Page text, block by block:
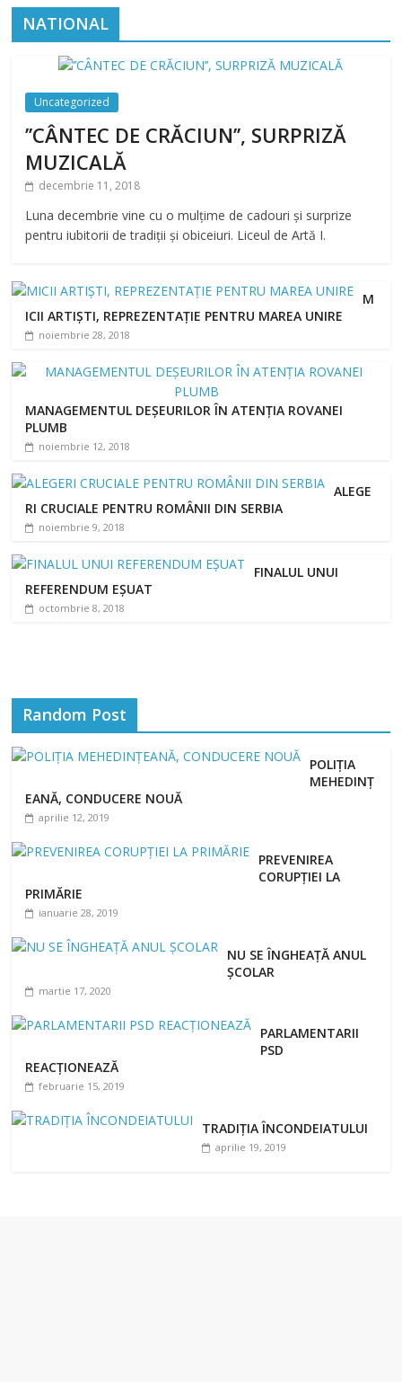
NATIONAL
Uncategorized
’’CÂNTEC DE CRĂCIUN’’, SURPRIZĂ
MUZICALĂ
decembrie 11, 2018
Luna decembrie vine cu o mulțime de cadouri și surprize
pentru iubitorii de tradiții și obiceiuri. Liceul de Artă I.
M
ICII ARTIȘTI, REPREZENTAȚIE PENTRU MAREA UNIRE
noiembrie 28, 2018
MANAGEMENTUL DEȘEURILOR ÎN ATENȚIA ROVANEI
PLUMB
noiembrie 12, 2018
ALEGE
RI CRUCIALE PENTRU ROMÂNII DIN SERBIA
noiembrie 9, 2018
FINALUL UNUI
REFERENDUM EȘUAT
octombrie 8, 2018
Random Post
POLIȚIA
MEHEDINȚ
EANĂ, CONDUCERE NOUĂ
aprilie 12, 2019
PREVENIREA
CORUPȚIEI LA
PRIMĂRIE
ianuarie 28, 2019
NU SE ÎNGHEAȚĂ ANUL
ȘCOLAR
martie 17, 2020
PARLAMENTARII
PSD
REACȚIONEAZĂ
februarie 15, 2019
TRADIȚIA ÎNCONDEIATULUI
aprilie 19, 2019